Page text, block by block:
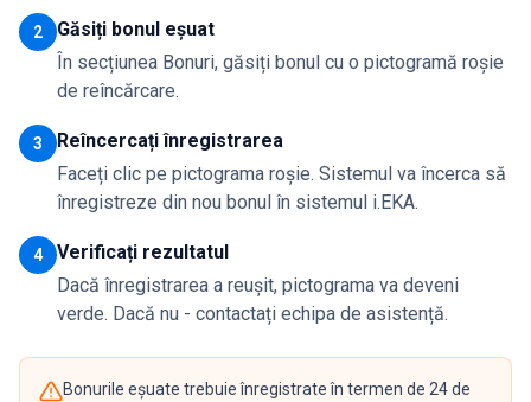
2
Găsiți bonul eșuat
În secțiunea Bonuri, găsiți bonul cu o pictogramă roșie
de reîncărcare.
3
Reîncercați înregistrarea
Faceți clic pe pictograma roșie. Sistemul va încerca să
înregistreze din nou bonul în sistemul i.EKA.
4
Verificați rezultatul
Dacă înregistrarea a reușit, pictograma va deveni
verde. Dacă nu - contactați echipa de asistență.
Bonurile eșuate trebuie înregistrate în termen de 24 de